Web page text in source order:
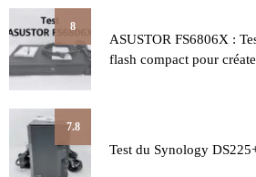
8
ASUSTOR FS6806X :
flash compact pour
7.8
Test du Synology